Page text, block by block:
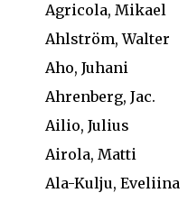
Agricola, Mikael
Ahlström, Walter
Aho, Juhani
Ahrenberg, Jac.
Ailio, Julius
Airola, Matti
Ala-Kulju, Eveliina